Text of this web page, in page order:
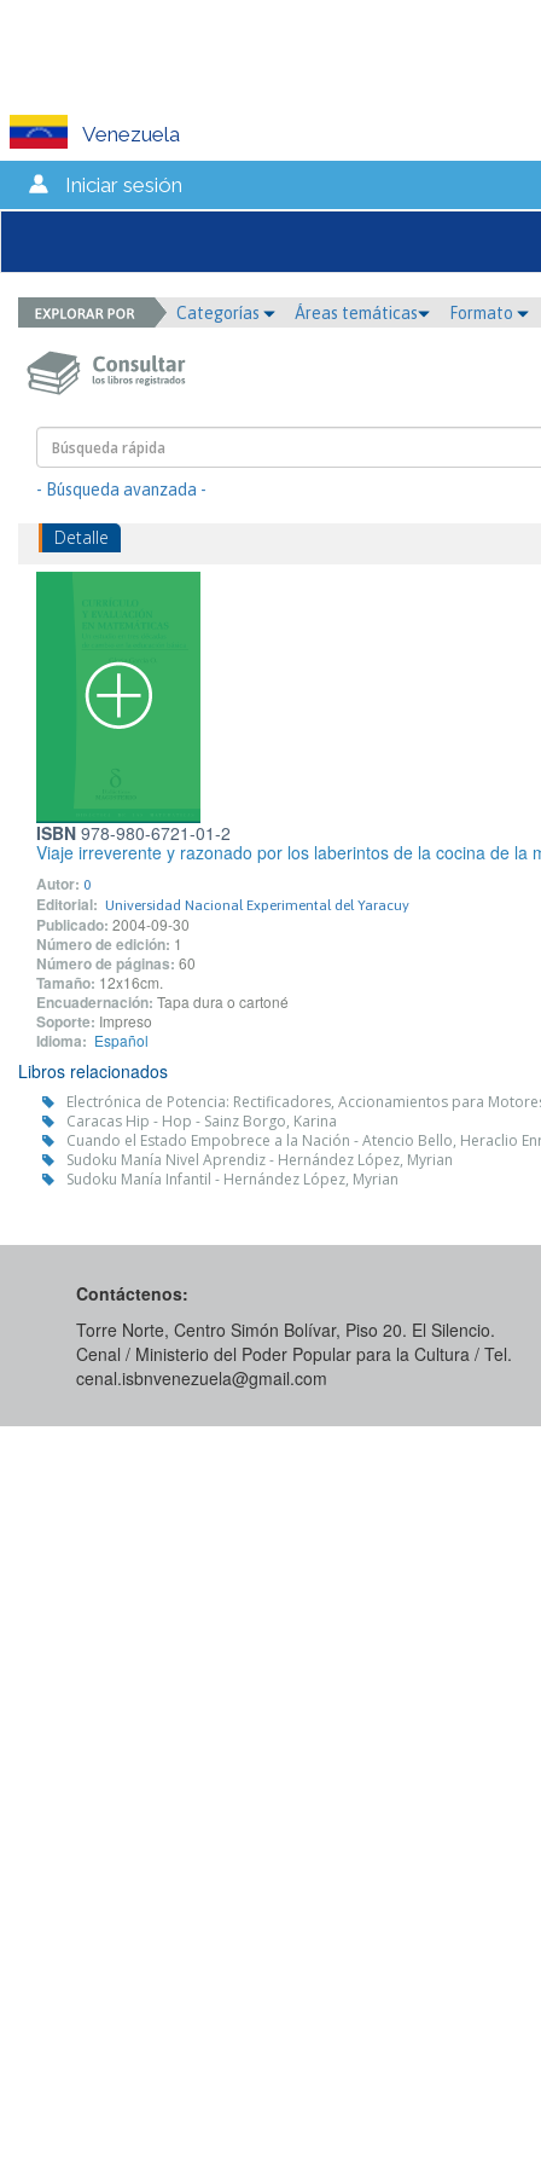
Venezuela
Iniciar sesión
Categorías Áreas temáticas Formato
- Búsqueda avanzada -
Detalle
ISBN 978-980-6721-01-2
Viaje irreverente y razonado por los laberintos de la cocina de la
Autor: 0
Editorial: Universidad Nacional Experimental del Yaracuy
Publicado: 2004-09-30
Número de edición: 1
Número de páginas: 60
Tamaño: 12x16cm.
Encuadernación: Tapa dura o cartoné
Soporte: Impreso
Idioma: Español
Libros relacionados
Electrónica de Potencia: Rectificadores, Accionamientos para
Caracas Hip - Hop - Sainz Borgo, Karina
Cuando el Estado Empobrece a la Nación - Atencio Bello, Heraclio
Sudoku Manía Nivel Aprendiz - Hernández López, Myrian
Sudoku Manía Infantil - Hernández López, Myrian
Contáctenos:
Torre Norte, Centro Simón Bolívar, Piso 20. El Silencio.
Cenal / Ministerio del Poder Popular para la Cultura / Tel.
cenal.isbnvenezuela@gmail.com